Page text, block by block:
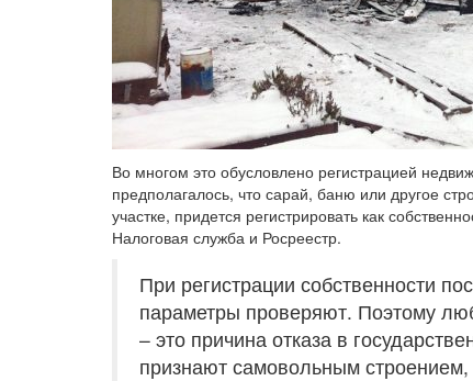
Во многом это обусловлено регистрацией
предполагалось, что сарай, баню или другое
участке, придется регистрировать как
Налоговая служба и Росреестр.
При регистрации собственности
параметры проверяют. Поэтому
– это причина отказа в
признают самовольным строением,